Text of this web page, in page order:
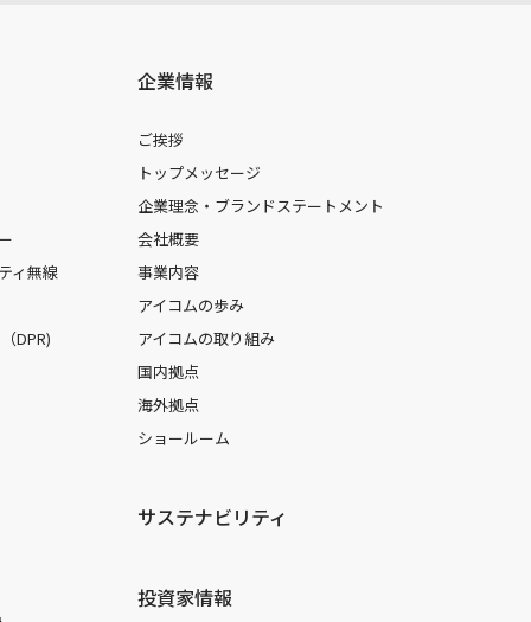
ィ無線
DPR)
企業情報
ご挨拶
トップメッセージ
企業理念・ブランドステートメント
会社概要
事業内容
アイコムの歩み
アイコムの取り組み
国内拠点
海外拠点
ショールーム
サステナビリティ
投資家情報